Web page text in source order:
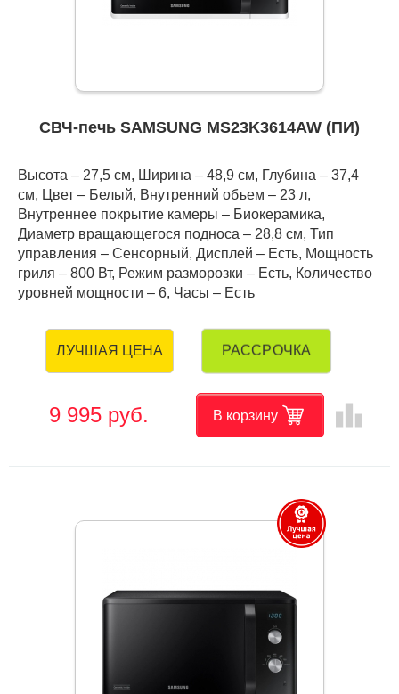
СВЧ-печь SAMSUNG MS23K3614AW (ПИ)
Высота – 27,5 см, Ширина – 48,9 см, Глубина – 37,4
см, Цвет – Белый, Внутренний объем – 23 л,
Внутреннее покрытие камеры – Биокерамика,
Диаметр вращающегося подноса – 28,8 см, Тип
управления – Сенсорный, Дисплей – Есть, Мощность
гриля – 800 Вт, Режим разморозки – Есть, Количество
уровней мощности – 6, Часы – Есть
ЛУЧШАЯ ЦЕНА РАССРОЧКА
9 995 руб. В корзину leaderboard